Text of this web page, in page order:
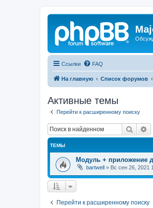
Ссылки FAQ
На главную Список форумов
Активные темы
Перейти к расширенному поиску
Поиск
ТЕМЫ
Модуль + приложение
bartwell » Вс сен 26, 2021
Перейти к расширенному поиску